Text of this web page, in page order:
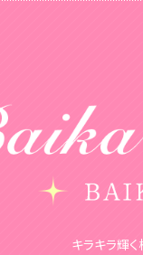
キラキラ輝